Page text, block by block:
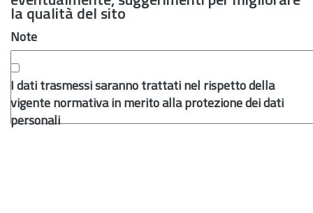
la qualità del sito
Note
I dati trasmessi saranno trattati nel rispetto della
vigente normativa in merito alla protezione dei dati
personali